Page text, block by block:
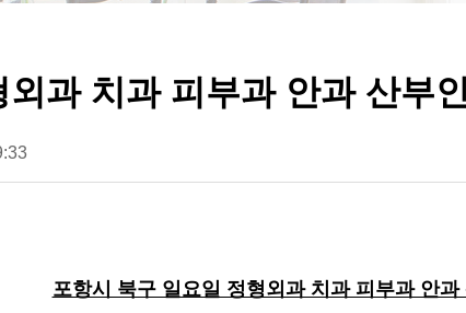
과 치과 피부과 안과 산부
포항시 북구 일요일 정형외과 치과 피부과 안과